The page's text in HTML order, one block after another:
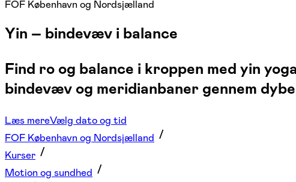
FOF København og Nordsjælland
Yin – bindevæv i balance
Find ro og balance i kroppen med yin
bindevæv og meridianbaner gennem
Læs mereVælg dato og tid
FOF København og Nordsjælland
Kurser
Motion og sundhed